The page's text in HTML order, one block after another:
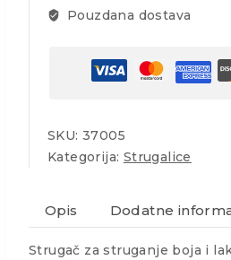
Pouzdana dostava
SKU: 37005
Kategorija: Strugalice
Opis Dodatne
Strugač za struganje boja i